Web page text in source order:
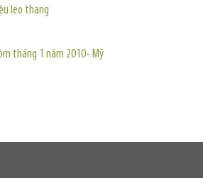
leo thang
tháng 1 năm 2010- Mỹ